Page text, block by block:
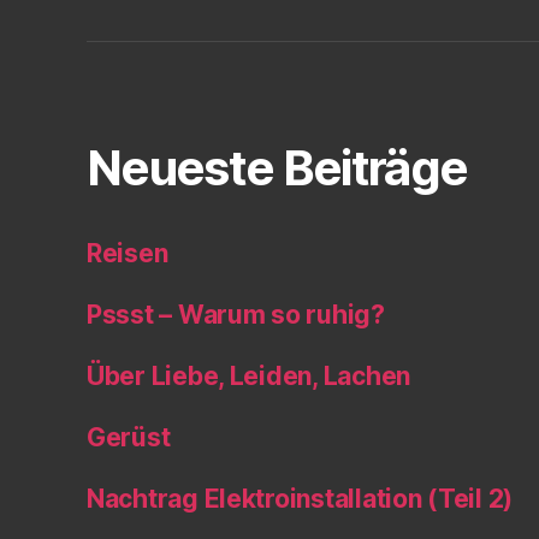
Neueste Beiträge
Reisen
Pssst – Warum so ruhig?
Über Liebe, Leiden, Lachen
Gerüst
Nachtrag Elektroinstallation (Teil 2)